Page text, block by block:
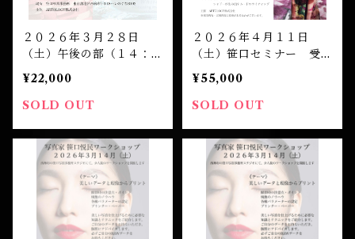
２０２６年３月２８日
（土）午後の部（１４：０
０開演）笹口悦民 ワーク
ショップ 受講チケット
¥22,000
SOLD OUT
２０２６年４月１１日
（土）笹口セミナー 受講
チケット
¥55,000
SOLD OUT